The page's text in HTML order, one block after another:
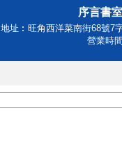
序言書
地址︰旺角西洋菜南街68號7
營業時